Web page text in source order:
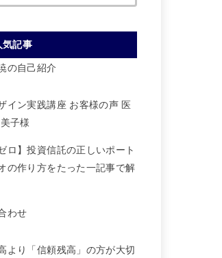
記事
の自己紹介
イン実践講座 お客様の声 医
子様
ロ】投資信託の正しいポート
の作り方をたった一記事で解
わせ
より「信頼残高」の方が大切